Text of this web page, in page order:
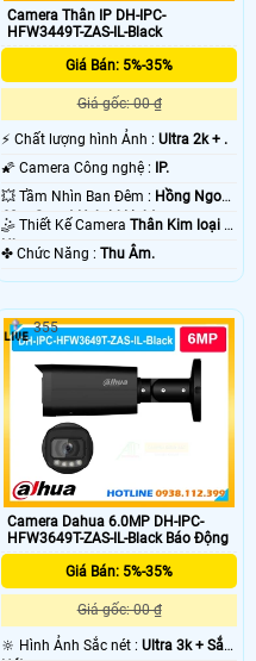
Camera Thân IP DH-IPC-
HFW3449T-ZAS-IL-Black
Giá Bán: 5%-35%
Giá gốc: 00 ₫
️⚡ Chất lượng hình Ảnh :Ultra 2k + .
🌠 Camera Công nghệ :
IP.
💥 Tầm Nhìn Ban Đêm : Hồng Ngoại
60m Smart Hybrid Light.
🤹 Thiết Kế CameraThân Kim loại +
Nhựa.
️✤ Chức Năng :Thu Âm.
Camera Dahua 6.0MP DH-IPC-
HFW3649T-ZAS-IL-Black Báo Động
Giá Bán: 5%-35%
Giá gốc: 00 ₫
🔆 Hình Ảnh Sắc nét :Ultra 3k + Sắc
355